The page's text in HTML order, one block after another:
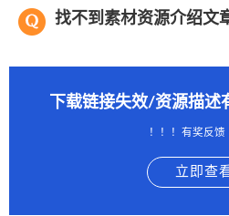
找不到素材资源介绍文
下载链接失效/资源描
！！！有奖反馈
立即查